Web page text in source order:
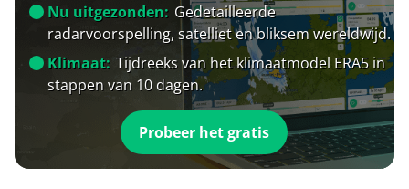
Nu uitgezonden: Gedetailleerde
radarvoorspelling, satelliet en bliksem wereldwijd.
Klimaat: Tijdreeks van het klimaatmodel ERA5 in
stappen van 10 dagen.
Probeer het gratis